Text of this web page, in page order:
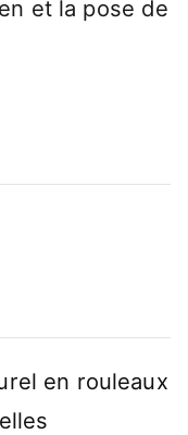
et la pose de
en rouleaux